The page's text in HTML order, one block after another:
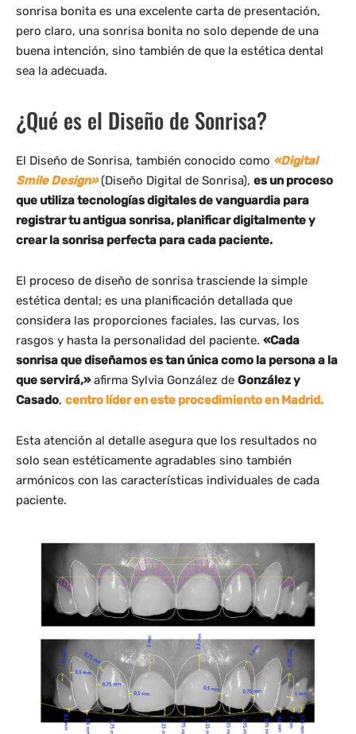
sonrisa bonita es una excelente carta de presentación,
pero claro, una sonrisa bonita no solo depende de una
buena intención, sino también de que la estética dental
sea la adecuada.
¿Qué es el Diseño de Sonrisa?
El Diseño de Sonrisa, también conocido como «Digital
Smile Design»(Diseño Digital de Sonrisa), es un proceso
que utiliza tecnologías digitales de vanguardia para
registrar tu antigua sonrisa, planificar digitalmente y
crear la sonrisa perfecta para cada paciente.
El proceso de diseño de sonrisa trasciende la simple
estética dental; es una planificación detallada que
considera las proporciones faciales, las curvas, los
rasgos y hasta la personalidad del paciente. «Cada
sonrisa que diseñamos es tan única como la persona a la
que servirá,»afirma Sylvia González de González y
Casado, centro líder en este procedimiento en Madrid.
Esta atención al detalle asegura que los resultados no
solo sean estéticamente agradables sino también
armónicos con las características individuales de cada
paciente.